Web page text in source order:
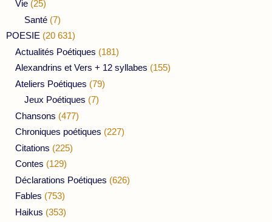
Vie (25)
Santé (7)
POESIE (20 631)
Actualités Poétiques (181)
Alexandrins et Vers + 12 syllabes (155)
Ateliers Poétiques (79)
Jeux Poétiques (7)
Chansons (477)
Chroniques poétiques (227)
Citations (225)
Contes (129)
Déclarations Poétiques (626)
Fables (753)
Haikus (353)